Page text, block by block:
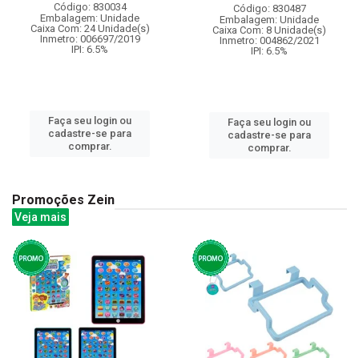
Código: 830034
Embalagem: Unidade
Caixa Com: 24 Unidade(s)
Inmetro: 006697/2019
IPI: 6.5%
Faça seu login ou
cadastre-se para
comprar.
Código: 830487
Embalagem: Unidade
Caixa Com: 8 Unidade(s)
Inmetro: 004862/2021
IPI: 6.5%
Faça seu login ou
cadastre-se para
comprar.
Promoções Zein
Veja mais